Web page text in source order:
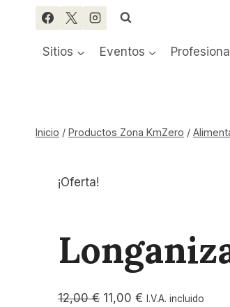
contenidoSitios Eventos
Inicio / Productos Zona KmZero /
¡Oferta!
12,00€ El
11,00 €ElI.V.A. incluido